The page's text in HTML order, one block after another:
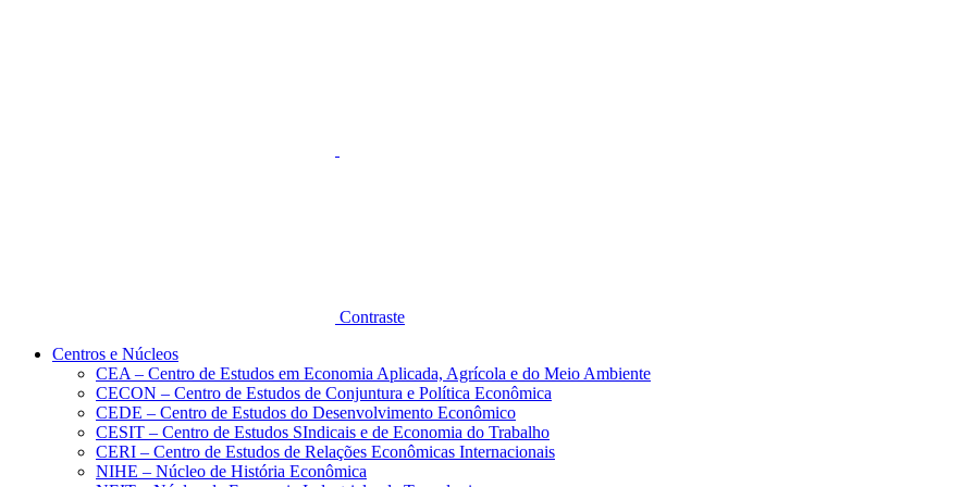
Contraste
Centros e Núcleos
CEA – Centro de Estudos em Economia Aplicada, Agrícola e do Meio Ambiente
CECON – Centro de Estudos de Conjuntura e Política Econômica
CEDE – Centro de Estudos do Desenvolvimento Econômico
CESIT – Centro de Estudos SIndicais e de Economia do Trabalho
CERI – Centro de Estudos de Relações Econômicas Internacionais
NIHE – Núcleo de História Econômica